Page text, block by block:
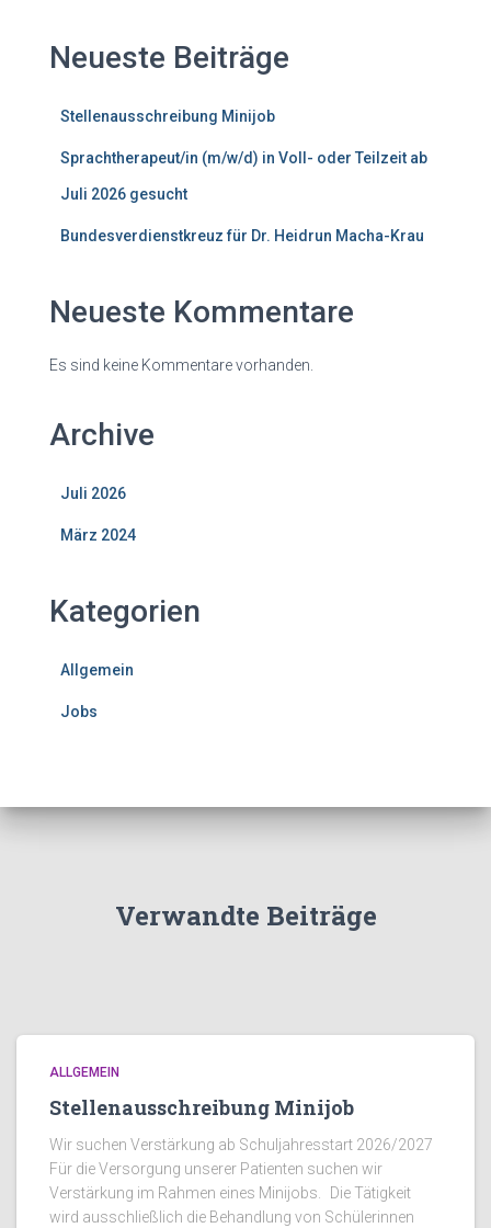
Neueste Beiträge
Stellenausschreibung Minijob
Sprachtherapeut/in (m/w/d) in Voll- oder Teilzeit ab
Juli 2026 gesucht
Bundesverdienstkreuz für Dr. Heidrun Macha-Krau
Neueste Kommentare
Es sind keine Kommentare vorhanden.
Archive
Juli 2026
März 2024
Kategorien
Allgemein
Jobs
Verwandte Beiträge
ALLGEMEIN
Stellenausschreibung Minijob
Wir suchen Verstärkung ab Schuljahresstart 2026/2027
Für die Versorgung unserer Patienten suchen wir
Verstärkung im Rahmen eines Minijobs. Die Tätigkeit
wird ausschließlich die Behandlung von Schülerinnen